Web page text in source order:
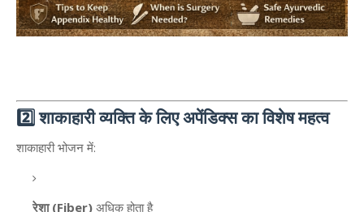
2️⃣ शाकाहारी व्यक्ति के लिए अपेंडिक्स का विशेष महत्व
शाकाहारी भोजन में:
रेशा (Fiber) अधिक होता है